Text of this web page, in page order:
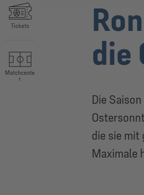
Tickets
Matchcente
r
die
Die
die sie mit
Maximale